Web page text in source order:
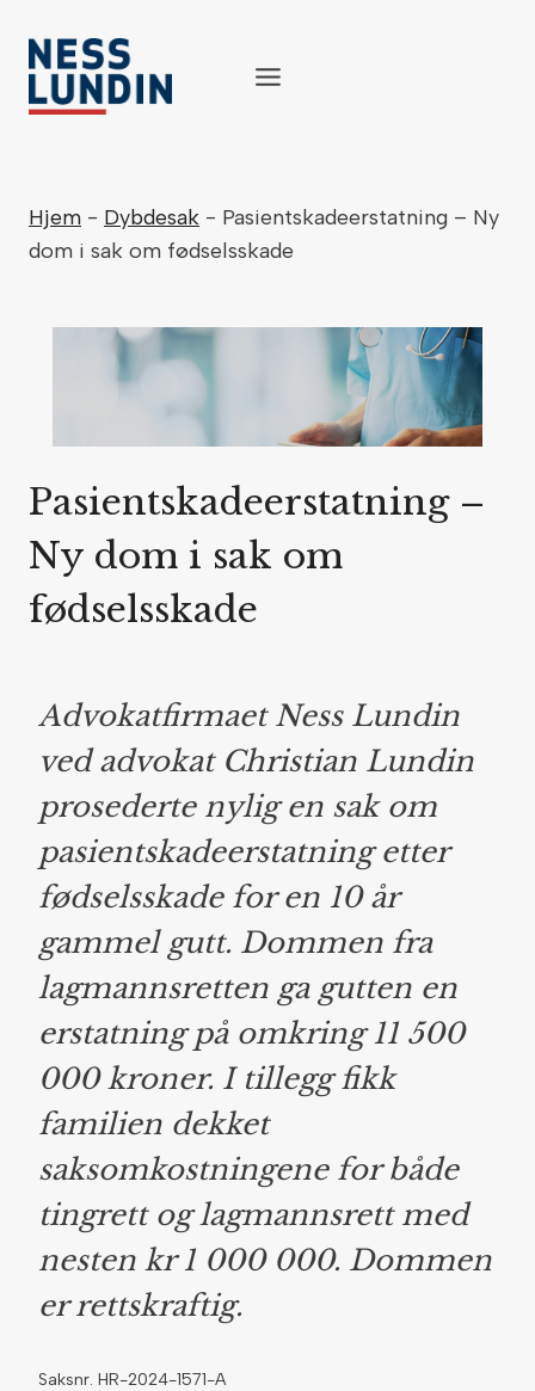
content
Hjem - Dybdesak - Pasientskadeerstatning – Ny
dom i sak om fødselsskade
Pasientskadeerstatning –
Ny dom i sak om
fødselsskade
Advokatfirmaet Ness Lundin
ved advokat Christian Lundin
prosederte nylig en sak om
pasientskadeerstatning etter
fødselsskade for en 10 år
gammel gutt. Dommen fra
lagmannsretten ga gutten en
erstatning på omkring 11 500
000 kroner. I tillegg fikk
familien dekket
saksomkostningene for både
tingrett og lagmannsrett med
nesten kr 1 000 000. Dommen
er rettskraftig.
Saksnr. HR-2024-1571-A